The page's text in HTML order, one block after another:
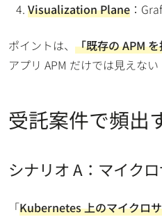
Visualization Plane ：
ポイントは、 「既存の APM
アプリ APM だけでは見えない
受託案件で頻出
シナリオ A：マイク
「Kubernetes 上のマイクロ